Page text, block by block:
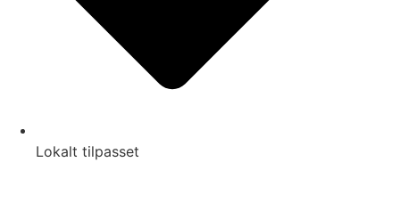
Lokalt tilpasset